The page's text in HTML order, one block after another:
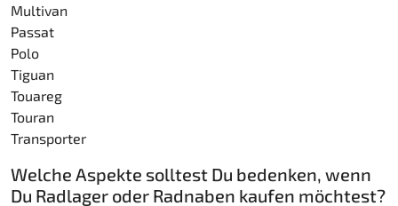
Multivan
Passat
Polo
Tiguan
Touareg
Touran
Transporter
Welche Aspekte solltest Du bedenken, wenn
Du Radlager oder Radnaben kaufen möchtest?